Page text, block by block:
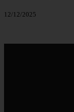
12/12/2025